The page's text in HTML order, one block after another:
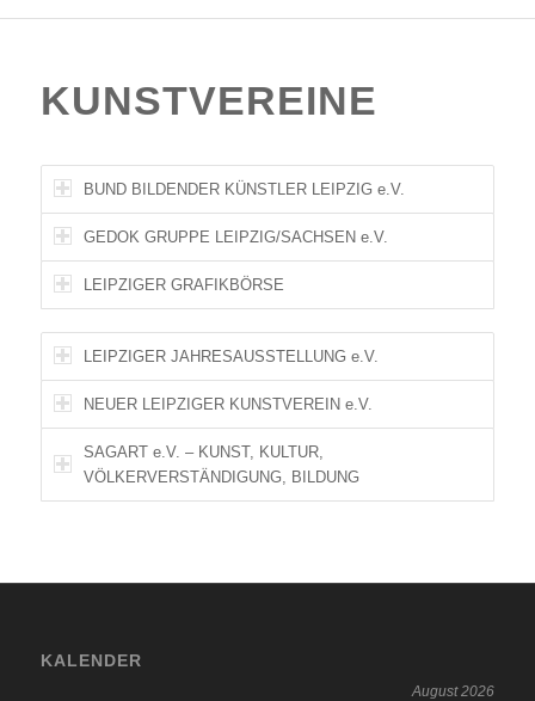
KUNSTVEREINE
BUND BILDENDER KÜNSTLER LEIPZIG e.V.
GEDOK GRUPPE LEIPZIG/SACHSEN e.V.
LEIPZIGER GRAFIKBÖRSE
LEIPZIGER JAHRESAUSSTELLUNG e.V.
NEUER LEIPZIGER KUNSTVEREIN e.V.
SAGART e.V. – KUNST, KULTUR,
VÖLKERVERSTÄNDIGUNG, BILDUNG
KALENDER
August 2026